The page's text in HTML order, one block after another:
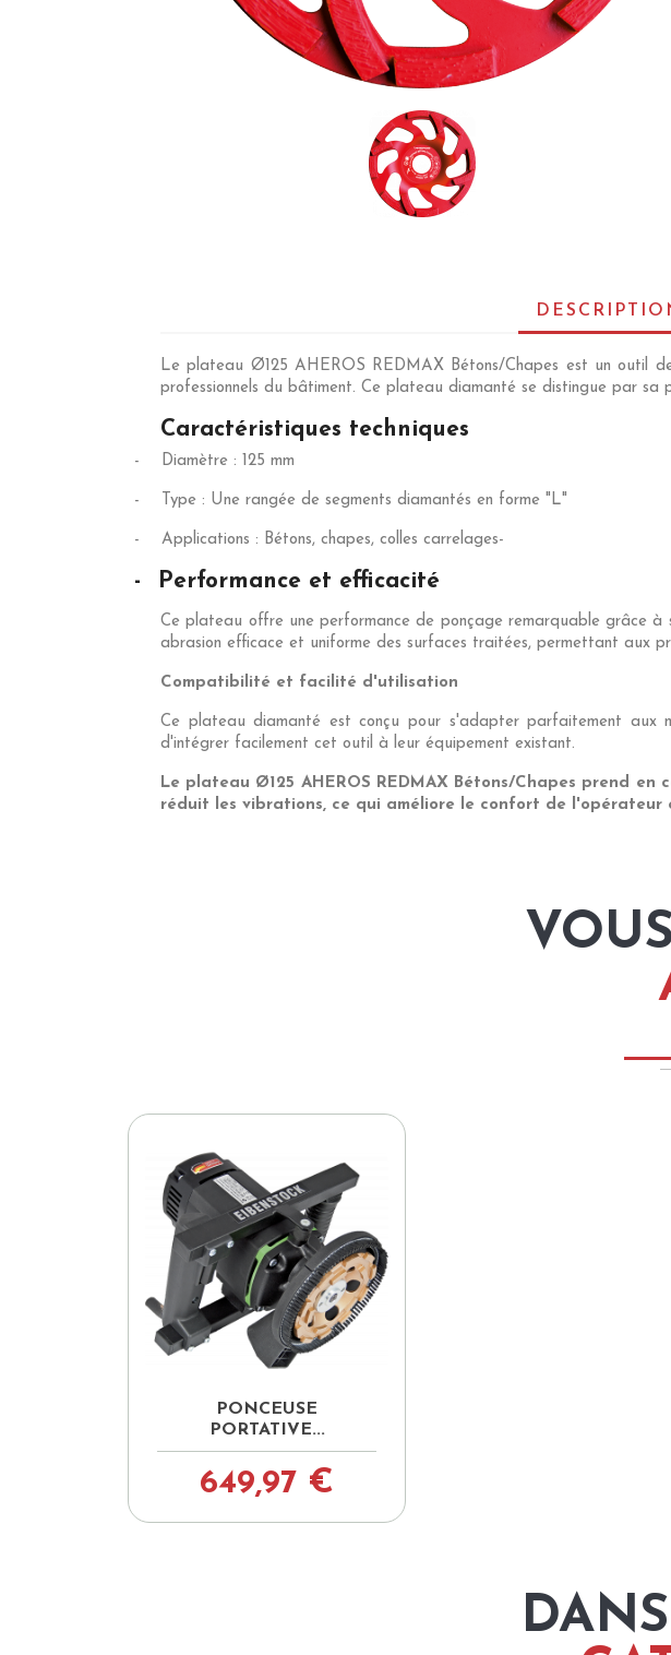
Le plateau Ø125 AHEROS REDMAX Bétons/Chapes est un outil
professionnels du bâtiment. Ce plateau diamanté se distingue par sa
Caractéristiques techniques
- Diamètre : 125 mm
- Type : Une rangée de segments diamantés en forme "L"
- Applications : Bétons, chapes, colles carrelages-
- Performance et efficacité
Ce plateau offre une performance de ponçage remarquable grâce à
abrasion efficace et uniforme des surfaces traitées, permettant aux
Compatibilité et facilité d'utilisation
Ce plateau diamanté est conçu pour s'adapter parfaitement aux
d'intégrer facilement cet outil à leur équipement existant.
Le plateau Ø125 AHEROS REDMAX Bétons/Chapes prend
réduit les vibrations, ce qui améliore le confort de
Aperçu rapide
PONCEUSE
PORTATIVE...
649,97 €